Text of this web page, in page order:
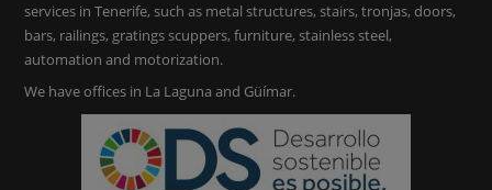
services in Tenerife, such as metal structures, stairs, tronjas, doors,
bars, railings, gratings scuppers, furniture, stainless steel,
automation and motorization.
We have offices in La Laguna and Güímar.